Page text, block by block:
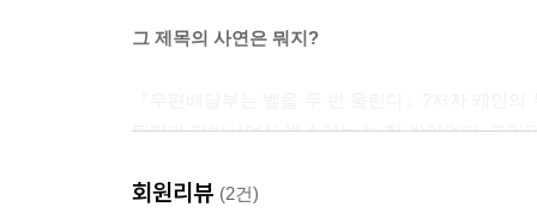
그 제목의 사연은 뭐지?
퇴짜가 다반사여서 벨소리는 늘 한 쌍이었다. 그러
제시한 게 ‘칼과 길’. 이번엔 너무 무거워서 탈락.
회원리뷰 (2건)